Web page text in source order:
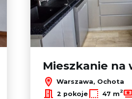
Mieszkanie na
Warszawa, Ochota
2 pokoje 47 m2